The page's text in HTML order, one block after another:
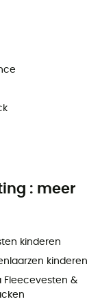
: meer
kinderen
kinderen
Fleecevesten &